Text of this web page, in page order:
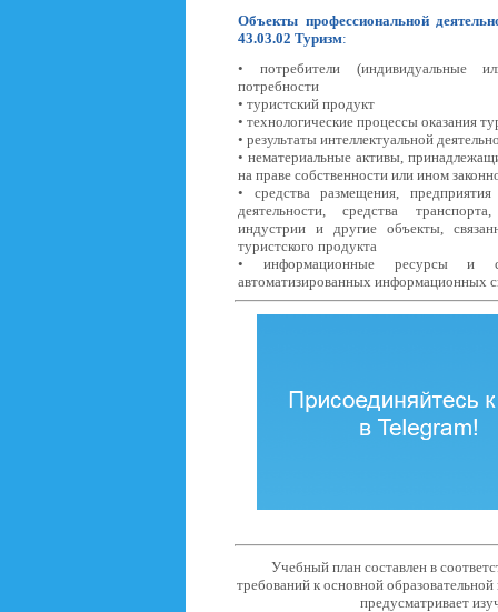
Объекты профессиональной
43.03.02 Туризм:
• потребители (индивидуальные
потребности
• туристский продукт
• технологические процессы оказания
• результаты интеллектуальной
• нематериальные активы,
на праве собственности или ином
• средства размещения,
деятельности, средства
индустрии и другие объекты,
туристского продукта
• информационные ресурсы и
автоматизированных информационных
Учебный план составлен в
требований к основной
предусматривает